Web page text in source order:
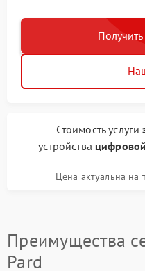
Стоимость услуги
устройства
Цена актуальна на
Преимущества
Pard